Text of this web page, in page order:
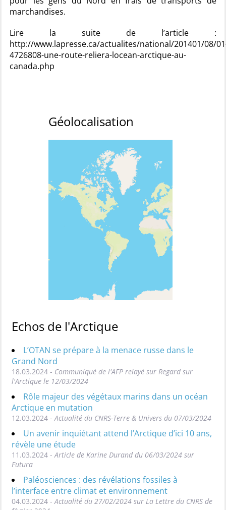
marchandises.
Lire la suite de l’article :
http://www.lapresse.ca/actualites/national/201401/08/
4726808-une-route-reliera-locean-arctique-au-
canada.php
Géolocalisation
Echos de l'Arctique
L’OTAN se prépare à la menace russe dans le
Grand Nord
18.03.2024 - Communiqué de l'AFP relayé sur Regard sur
l'Arctique le 12/03/2024
Rôle majeur des végétaux marins dans un océan
Arctique en mutation
12.03.2024 - Actualité du CNRS-Terre & Univers du 07/03/2024
Un avenir inquiétant attend l’Arctique d’ici 10 ans,
révèle une étude
11.03.2024 - Article de Karine Durand du 06/03/2024 sur
Futura
Paléosciences : des révélations fossiles à
l’interface entre climat et environnement
04.03.2024 - Actualité du 27/02/2024 sur La Lettre du CNRS de